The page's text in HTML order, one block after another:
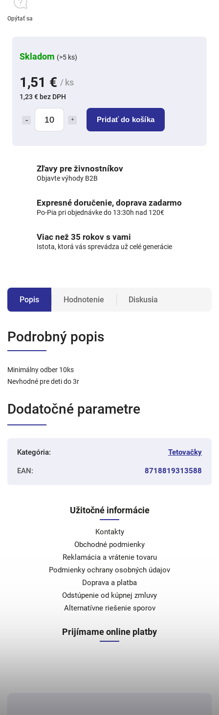
1,51 € / ks
1,23 € bez DPH
Pridať do košíka
Skladom (>5 ks)
Opýtať sa
Zľavy pre živnostníkov
Objavte výhody B2B
Expresné doručenie, doprava zadarmo
Po-Pia pri objednávke do 13:30h nad 120€
Viac než 35 rokov s vami
Istota, ktorá vás sprevádza už celé generácie
Popis Hodnotenie Diskusia
Podrobný popis
Minimálny odber 10ks
Nevhodné pre deti do 3r
Dodatočné parametre
Kategória: Tetovačky
EAN: 8718819313588
Užitočné informácie
Kontakty
Obchodné podmienky
Reklamácia a vrátenie tovaru
Podmienky ochrany osobných údajov
Doprava a platba
Odstúpenie od kúpnej zmluvy
Alternatívne riešenie sporov
Prijímame online platby